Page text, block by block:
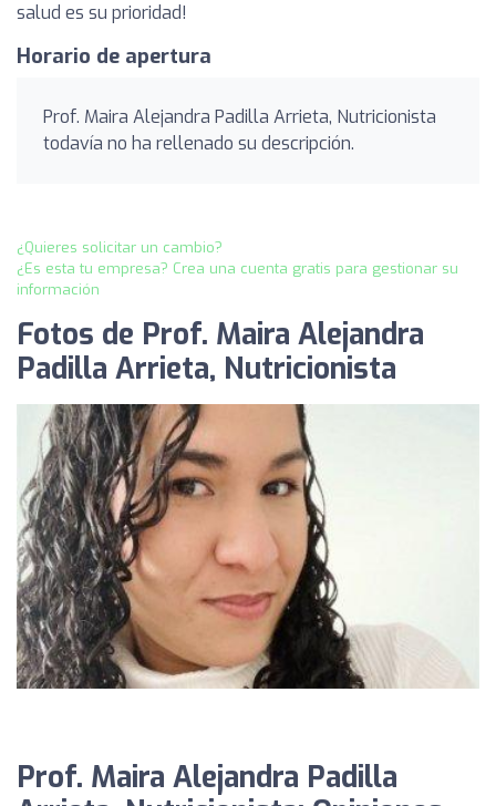
salud es su prioridad!
Horario de apertura
Prof. Maira Alejandra Padilla Arrieta, Nutricionista
todavía no ha rellenado su descripción.
¿Quieres solicitar un cambio?
¿Es esta tu empresa? Crea una cuenta gratis para gestionar su
información
Fotos de Prof. Maira Alejandra
Padilla Arrieta, Nutricionista
Prof. Maira Alejandra Padilla